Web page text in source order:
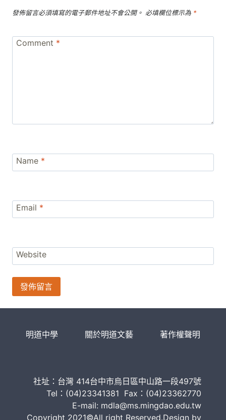
發佈留言必須填寫的電子郵件地址不會公開。 必填欄位標示為 *
Comment *
Name *
Email *
Website
明道中學 關於明道文藝 著作權聲明
社址：台灣 414台中市烏日區中山路一段497號
Tel：(04)23341381 Fax：(04)23362770
E-mail: mdla@ms.mingdao.edu.tw
Copyright 2021©All right Reserved.Design by